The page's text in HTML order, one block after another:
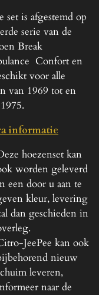
set is afgestemd op
serie van de
Break
Confort en
voor alle
van 1969 tot en
informatie
hoezenset kan
worden geleverd
een door u aan te
kleur, levering
dan geschieden in
JeePee kan ook
nieuw
leveren,
naar de